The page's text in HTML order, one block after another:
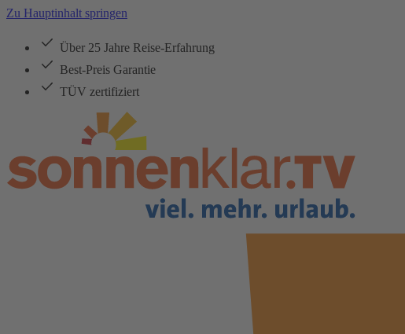
Zu Hauptinhalt springen
Über 25 Jahre Reise-Erfahrung
Best-Preis Garantie
TÜV zertifiziert